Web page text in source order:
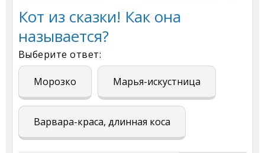
Кот из сказки! Как она
называется?
Выберите ответ:
Морозко Марья-искустница
Варвара-краса, длинная коса